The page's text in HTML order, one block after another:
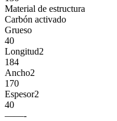
Material de estructura
Carbón activado
Grueso
40
Longitud2
184
Ancho2
170
Espesor2
40
——-